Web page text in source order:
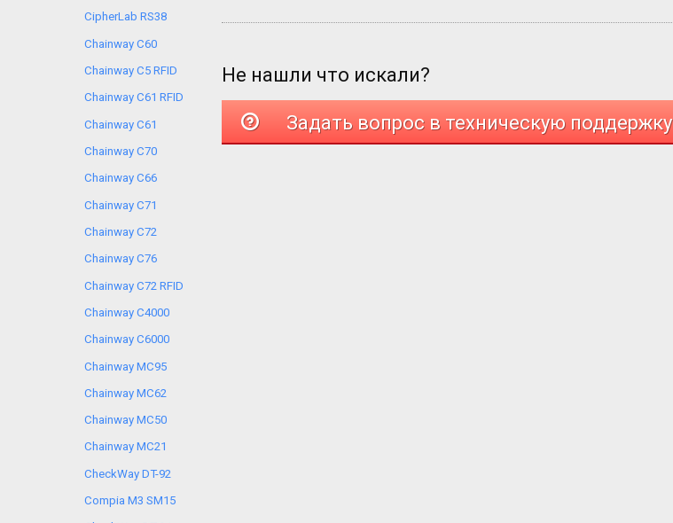
CipherLab RS38
Chainway C60
Chainway C5 RFID
Chainway C61 RFID
Chainway C61
Chainway C70
Chainway C66
Chainway C71
Chainway C72
Chainway C76
Chainway C72 RFID
Chainway C4000
Chainway C6000
Chainway MC95
Chainway MC62
Chainway MC50
Chainway MC21
CheckWay DT-92
Compia M3 SM15
Не нашли что искали?
Задать вопрос в техническую поддержку